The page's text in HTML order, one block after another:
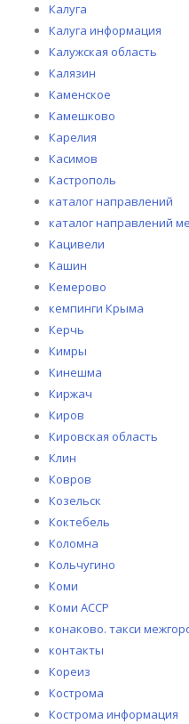
Калуга
Калуга информация
Калужская область
Калязин
Каменское
Камешково
Карелия
Касимов
Кастрополь
каталог направлений
каталог направлений
Кацивели
Кашин
Кемерово
кемпинги Крыма
Керчь
Кимры
Кинешма
Киржач
Киров
Кировская область
Клин
Ковров
Козельск
Коктебель
Коломна
Кольчугино
Коми
Коми АССР
конаково. такси
контакты
Кореиз
Кострома
Кострома информация